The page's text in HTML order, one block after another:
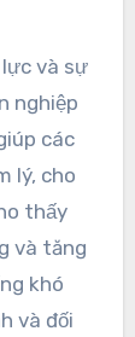
và sự
nghiệp
các
lý, cho
thấy
và tăng
khó
và đối